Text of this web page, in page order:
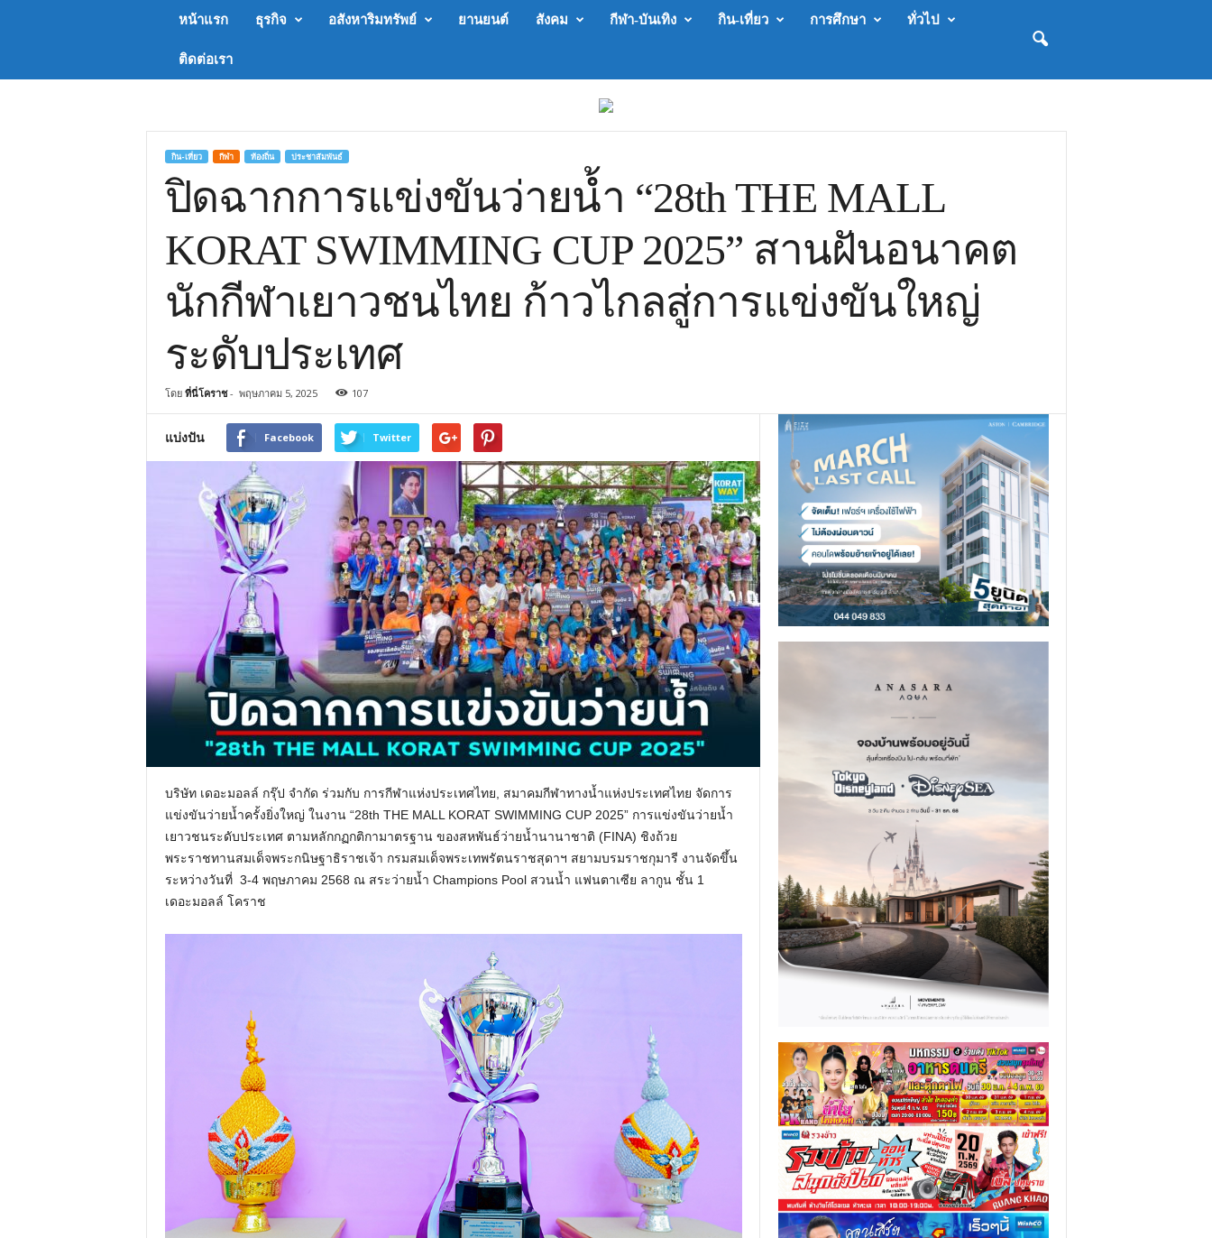
หน้าแรก ธุรกิจ อสังหาริมทรัพย์ ยานยนต์ สังคม กีฬา-บันเทิง กิน-เที่ยว การศึกษา ทั่วไป
ติดต่อเรา
กิน-เที่ยว กีฬา ท้องถิ่น ประชาสัมพันธ์
ปิดฉากการแข่งขันว่ายน้ำ “28th THE MALL
KORAT SWIMMING CUP 2025” สานฝันอนาคต
นักกีฬาเยาวชนไทย ก้าวไกลสู่การแข่งขันใหญ่
ระดับประเทศ
โดย ที่นี่โคราช- พฤษภาคม 5, 2025 107
แบ่งปัน Facebook Twitter
บริษัท เดอะมอลล์ กรุ๊ป จำกัด ร่วมกับ การกีฬาแห่งประเทศไทย, สมาคมกีฬาทางน้ำแห่งประเทศไทย จัดการ
แข่งขันว่ายน้ำครั้งยิ่งใหญ่ ในงาน “28th THE MALL KORAT SWIMMING CUP 2025” การแข่งขันว่ายน้ำ
เยาวชนระดับประเทศ ตามหลักกฏกติกามาตรฐาน ของสหพันธ์ว่ายน้ำนานาชาติ (FINA) ชิงถ้วย
พระราชทานสมเด็จพระกนิษฐาธิราชเจ้า กรมสมเด็จพระเทพรัตนราชสุดาฯ สยามบรมราชกุมารี งานจัดขึ้น
ระหว่างวันที่ 3-4 พฤษภาคม 2568 ณ สระว่ายน้ำ Champions Pool สวนน้ำ แฟนตาเซีย ลากูน ชั้น 1
เดอะมอลล์ โคราช